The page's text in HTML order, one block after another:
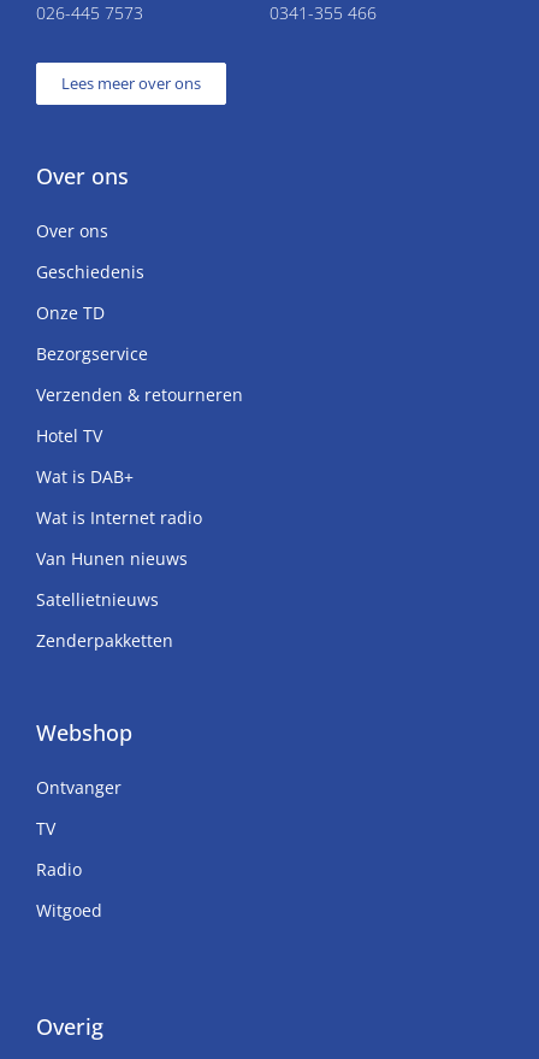
026-445 7573
0341-355 466
Lees meer over ons
Over ons
Over ons
Geschiedenis
Onze TD
Bezorgservice
Verzenden & retourneren
Hotel TV
Wat is DAB+
Wat is Internet radio
Van Hunen nieuws
Satellietnieuws
Zenderpakketten
Webshop
Ontvanger
TV
Radio
Witgoed
Overig